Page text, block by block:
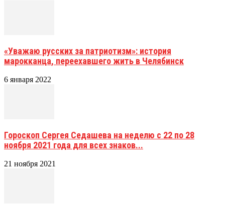
«Уважаю русских за патриотизм»: история
марокканца, переехавшего жить в Челябинск
6 января 2022
Гороскоп Сергея Седашева на неделю с 22 по 28
ноября 2021 года для всех знаков...
21 ноября 2021